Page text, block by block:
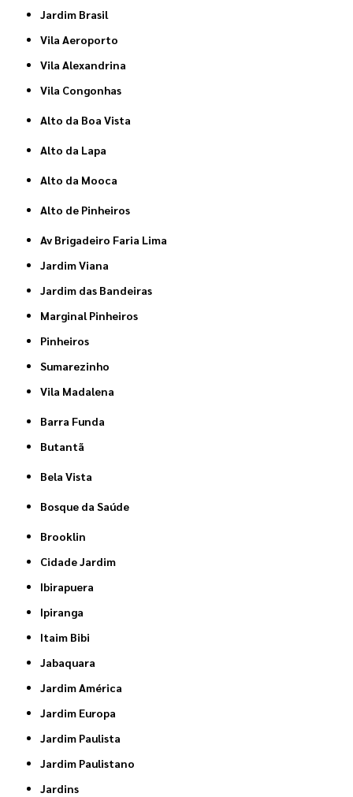
Jardim Brasil
Vila Aeroporto
Vila Alexandrina
Vila Congonhas
Alto da Boa Vista
Alto da Lapa
Alto da Mooca
Alto de Pinheiros
Av Brigadeiro Faria Lima
Jardim Viana
Jardim das Bandeiras
Marginal Pinheiros
Pinheiros
Sumarezinho
Vila Madalena
Barra Funda
Butantã
Bela Vista
Bosque da Saúde
Brooklin
Cidade Jardim
Ibirapuera
Ipiranga
Itaim Bibi
Jabaquara
Jardim América
Jardim Europa
Jardim Paulista
Jardim Paulistano
Jardins